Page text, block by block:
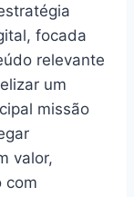
focada
relevante
um
missão
valor,
com